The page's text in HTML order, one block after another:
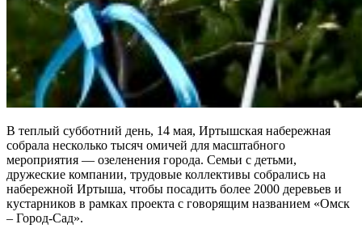
В теплый субботний день, 14 мая, Иртышская набережная
собрала несколько тысяч омичей для масштабного
мероприятия — озеленения города. Семьи с детьми,
дружеские компании, трудовые коллективы собрались на
набережной Иртыша, чтобы посадить более 2000 деревьев и
кустарников в рамках проекта с говорящим названием «Омск
– Город-Сад».